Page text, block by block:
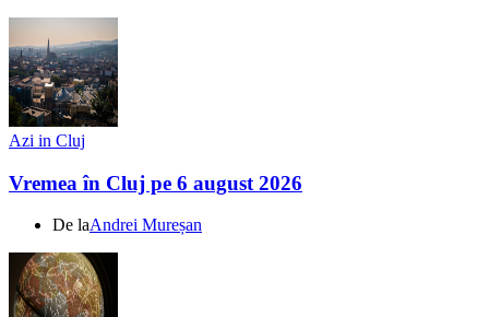
Azi in Cluj
Vremea în Cluj pe 6 august 2026
De laAndrei Mureșan